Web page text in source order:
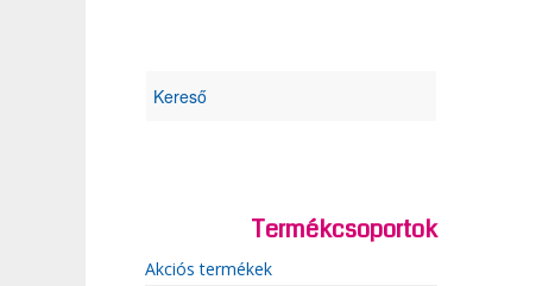
Termékcsoportok
Akciós termékek